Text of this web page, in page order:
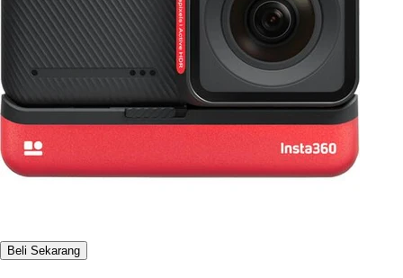
Beli Sekarang